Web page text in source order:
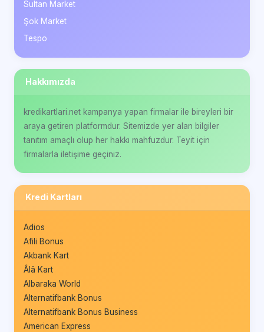
Sultan Market
Şok Market
Tespo
Hakkımızda
kredikartlari.net kampanya yapan firmalar ile bireyleri bir
araya getiren platformdur. Sitemizde yer alan bilgiler
tanıtım amaçlı olup her hakkı mahfuzdur. Teyit için
firmalarla iletişime geçiniz.
Kredi Kartları
Adios
Afili Bonus
Akbank Kart
Âlâ Kart
Albaraka World
Alternatifbank Bonus
Alternatifbank Bonus Business
American Express